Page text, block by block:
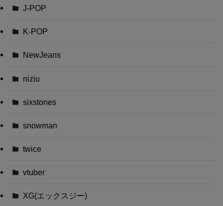
J-POP
K-POP
NewJeans
niziu
sixstones
snowman
twice
vtuber
XG(エックスジー)